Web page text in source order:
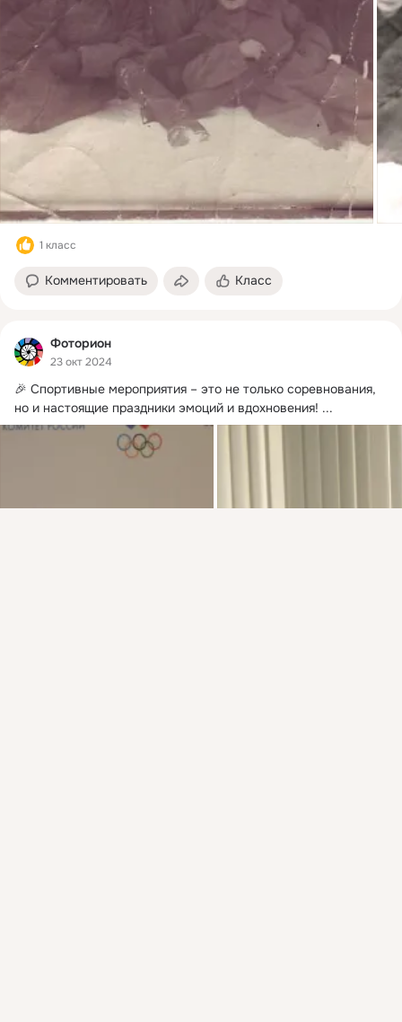
1 класс
Комментировать Класс
Фоторион
23 окт 2024
🎉 Спортивные мероприятия – это не только соревнования,
но и настоящие праздники эмоций и вдохновения! ...